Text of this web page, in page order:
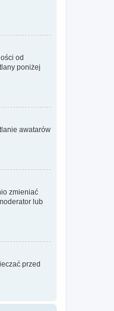
od
poniżej
awatarów
zmieniać
lub
przed